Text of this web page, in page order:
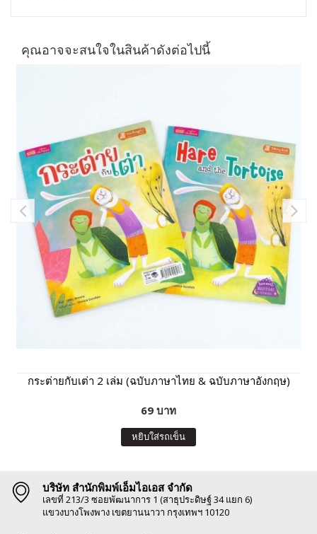
คุณอาจจะสนใจในสินค้าดังต่อไปนี้
กระต่ายกับเต่า 2 เล่ม (ฉบับภาษาไทย & ฉบับภาษาอังกฤษ)
69 บาท
หยิบใส่รถเข็น
บริษัท สำนักพิมพ์เอ็มไอเอส จำกัด
เลขที่ 213/3 ซอยพัฒนาการ 1 (สาธุประดิษฐ์ 34 แยก 6)
แขวงบางโพงพาง เขตยานนาวา กรุงเทพฯ 10120